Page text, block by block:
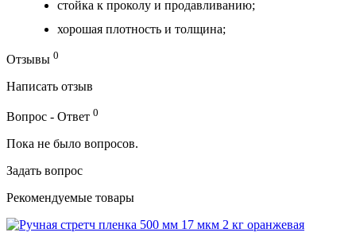
стойка к проколу и продавливанию;
хорошая плотность и толщина;
Отзывы 0
Написать отзыв
Вопрос - Ответ 0
Пока не было вопросов.
Задать вопрос
Рекомендуемые товары